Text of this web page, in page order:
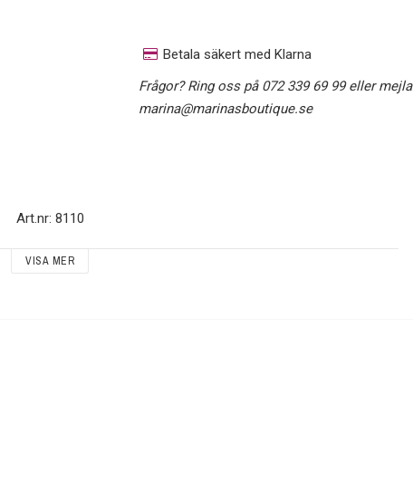
Betala säkert med Klarna
Frågor? Ring oss på 072 339 69 99 eller mejla
marina@marinasboutique.se
Art.nr: 8110
VISA MER